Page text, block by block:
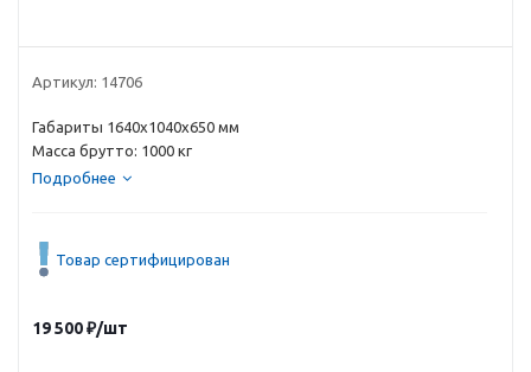
Артикул: 14706
Габариты 1640х1040х650 мм
Масса брутто: 1000 кг
Подробнее
Товар сертифицирован
19 500₽/шт